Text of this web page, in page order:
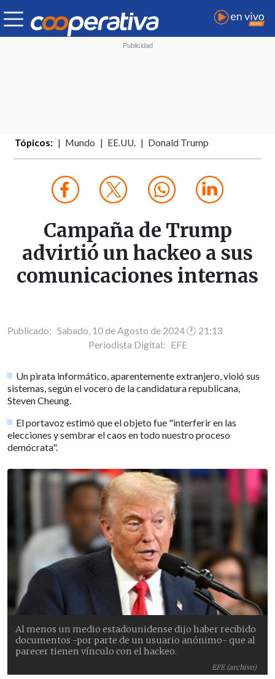
Tópicos: Mundo EE.UU. Donald Trump
Campaña de Trump
advirtió un hackeo a sus
comunicaciones internas
Publicado: Sabado, 10 de Agosto de 2024 🕐 21:13
Periodista Digital: EFE
Un pirata informático, aparentemente extranjero, violó sus
sistemas, según el vocero de la candidatura republicana,
Steven Cheung.
El portavoz estimó que el objeto fue "interferir en las
elecciones y sembrar el caos en todo nuestro proceso
demócrata".
EFE (archivo)
Al menos un medio estadounidense dijo haber recibido
documentos -por parte de un usuario anónimo- que al
parecer tienen vínculo con el hackeo.